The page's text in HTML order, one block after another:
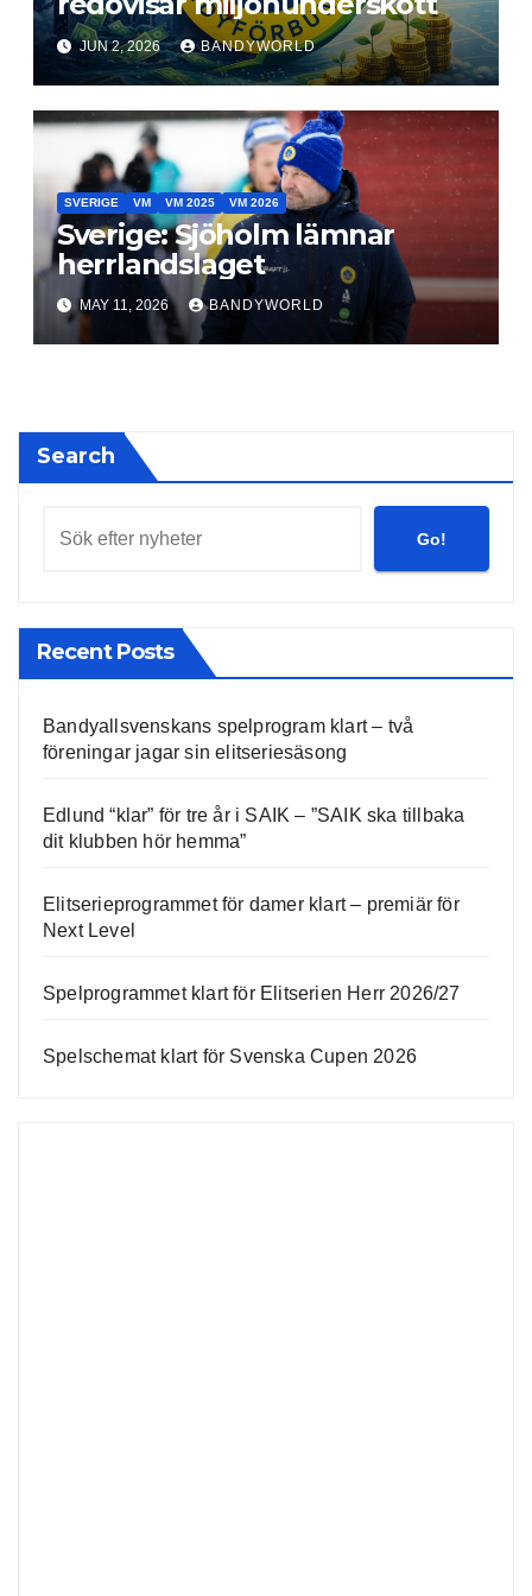
JUN 2, 2026 BANDYWORLD
SVERIGE VM VM 2025 VM 2026
Sverige: Sjöholm lämnar
herrlandslaget
MAY 11, 2026 BANDYWORLD
Search
Go!
Recent Posts
Bandyallsvenskans spelprogram klart – två
föreningar jagar sin elitseriesäsong
Edlund “klar” för tre år i SAIK – ”SAIK ska tillbaka
dit klubben hör hemma”
Elitserieprogrammet för damer klart – premiär för
Next Level
Spelprogrammet klart för Elitserien Herr 2026/27
Spelschemat klart för Svenska Cupen 2026